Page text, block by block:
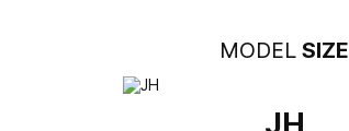
MODEL SIZE
JH